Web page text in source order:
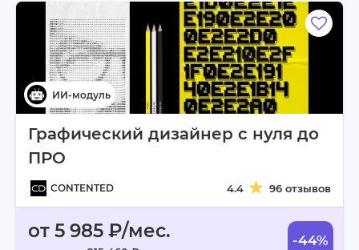
Графический дизайнер с нуля до
ПРО
CONTENTED 4.4 96 отзывов
от 5 985 ₽/мес. -44%